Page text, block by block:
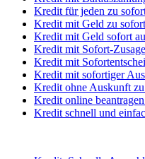
Kredit für jeden zu
Kredit mit Geld zu sofort
Kredit mit Geld sofort
Kredit mit Sofort-Zusage
Kredit mit
Kredit mit sofortiger
Kredit ohne Auskunft
Kredit online
Kredit schnell und